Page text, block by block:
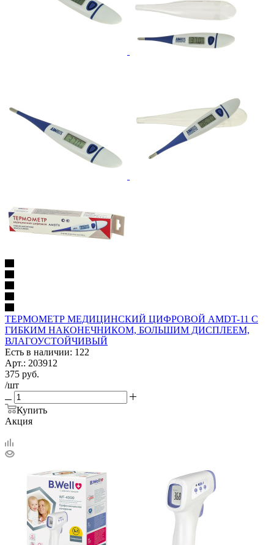
ТЕРМОМЕТР МЕДИЦИНСКИЙ ЦИФРОВОЙ AMDT-11 С
ГИБКИМ НАКОНЕЧНИКОМ, БОЛЬШИМ ДИСПЛЕЕМ,
ВЛАГОУСТОЙЧИВЫЙ
Есть в наличии: 122
Арт.: 203912
375 руб.
/шт
Купить
Акция